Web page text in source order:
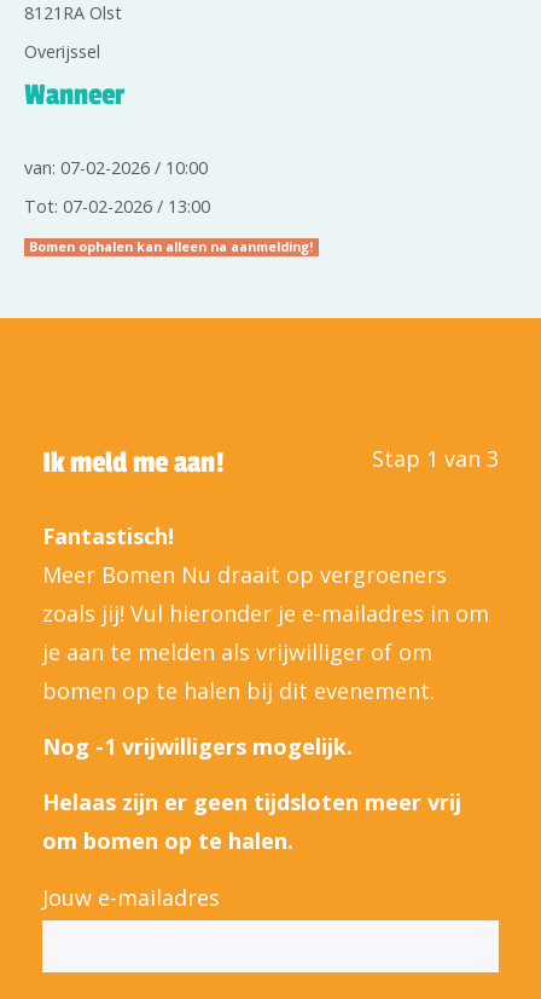
8121RA Olst
Overijssel
Wanneer
van: 07-02-2026 / 10:00
Tot: 07-02-2026 / 13:00
Bomen ophalen kan alleen na aanmelding!
Ik meld me aan! Stap 1 van 3
Fantastisch!
Meer Bomen Nu draait op vergroeners
zoals jij! Vul hieronder je e-mailadres in om
je aan te melden als vrijwilliger of om
bomen op te halen bij dit evenement.
Nog -1 vrijwilligers mogelijk.
Helaas zijn er geen tijdsloten meer vrij
om bomen op te halen.
Jouw e-mailadres